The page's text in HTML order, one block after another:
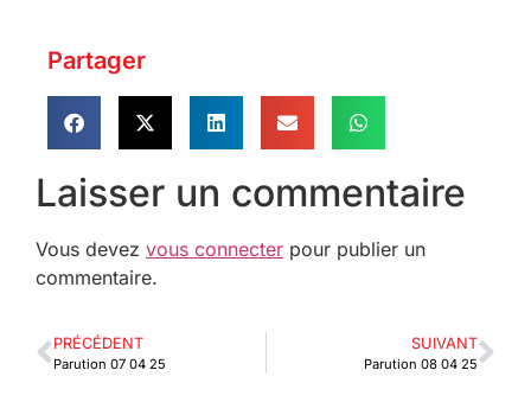
Partager
Laisser un commentaire
Vous devez vous connecter pour publier un
commentaire.
PRÉCÉDENT
Parution 07 04 25
SUIVANT
Parution 08 04 25